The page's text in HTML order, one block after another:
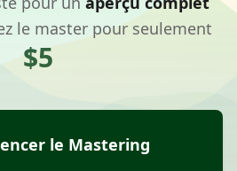
le master pour seulement
$5
le Mastering